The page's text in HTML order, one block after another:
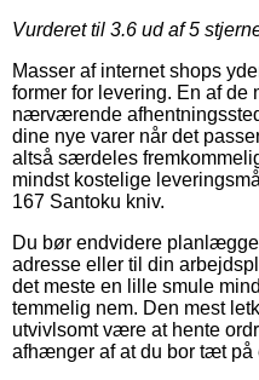
Vurderet til 3.6 ud af 5
Masser af internet shops
former for levering. En af de
nærværende
dine nye varer når det
altså særdeles
mindst kostelige
167 Santoku kniv.
Du bør endvidere
adresse eller til din
det meste en lille smule
temmelig nem. Den mest
utvivlsomt være at hente
afhænger af at du bor tæt på